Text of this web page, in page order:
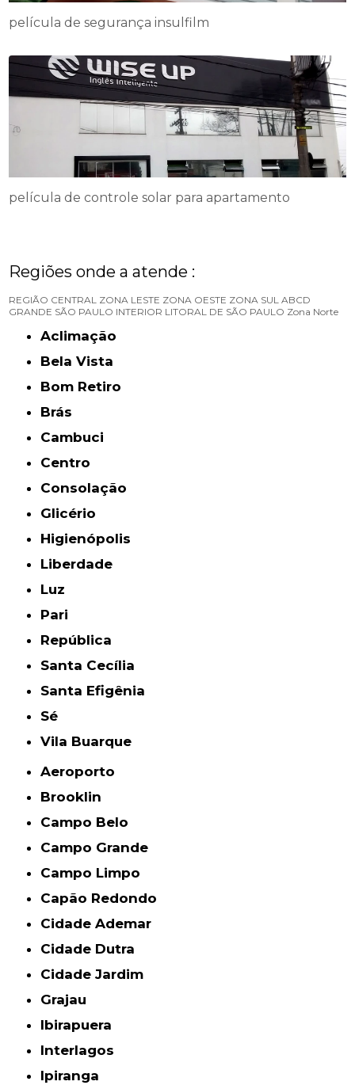
película de segurança insulfilm
película de controle solar para apartamento
Regiões onde a atende :
REGIÃO CENTRAL ZONA LESTE ZONA OESTE ZONA SUL ABCD
GRANDE SÃO PAULO INTERIOR LITORAL DE SÃO PAULO Zona Norte
Aclimação
Bela Vista
Bom Retiro
Brás
Cambuci
Centro
Consolação
Glicério
Higienópolis
Liberdade
Luz
Pari
República
Santa Cecília
Santa Efigênia
Sé
Vila Buarque
Aeroporto
Brooklin
Campo Belo
Campo Grande
Campo Limpo
Capão Redondo
Cidade Ademar
Cidade Dutra
Cidade Jardim
Grajau
Ibirapuera
Interlagos
Ipiranga